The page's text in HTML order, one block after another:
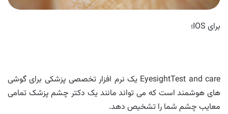
برای IOS؛
EyesightTest and care یک نرم افزار تخصصی پزشکی برای گوشی
های هوشمند است که می تواند مانند یک دکتر چشم پزشک تمامی
معایب چشم شما را تشخیص دهد.